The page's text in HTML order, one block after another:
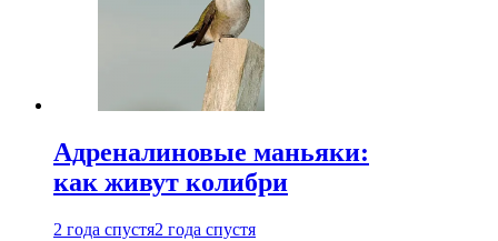
Адреналиновые маньяки:
как живут колибри
2 года спустя2 года спустя